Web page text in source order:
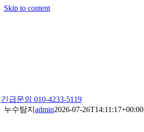
Skip to content
긴급문의 010-4233-5119
누수탐지 admin2026-07-26T14:11:17+00:00